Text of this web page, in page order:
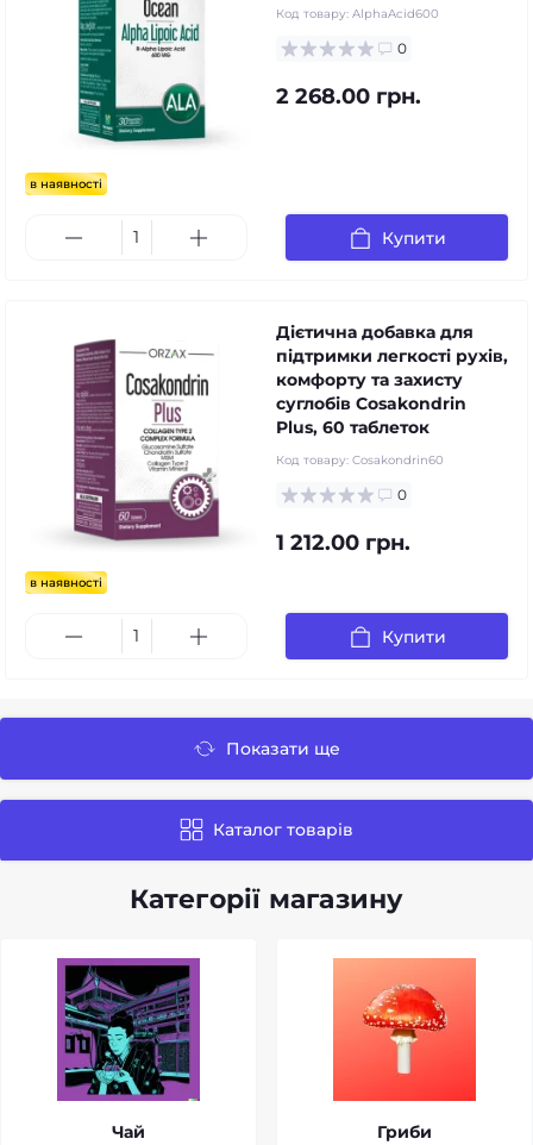
в наявності
Код товару: AlphaAcid600
0
2 268.00 грн.
Купити
в наявності
Дієтична добавка для
підтримки легкості рухів,
комфорту та захисту
суглобів Cosakondrin
Plus, 60 таблеток
Код товару: Cosakondrin60
0
1 212.00 грн.
Купити
Показати ще
Каталог товарів
Категорії магазину
Чай Гриби